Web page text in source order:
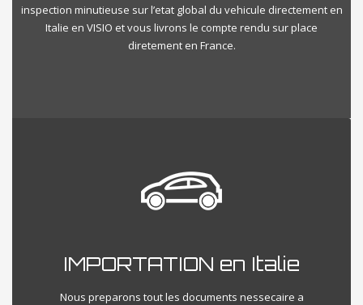
inspection minutieuse sur l’etat global du vehicule directement en
Italie en VISIO et vous livrons le compte rendu sur place
diretement en France.
IMPORTATION en Italie
Nous preparons tout les documents nessecaire a